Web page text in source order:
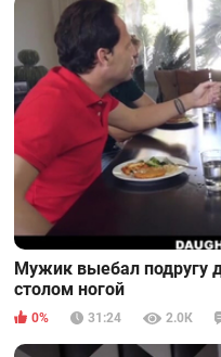
Мужик выебал подругу
столом ногой
0% 31:24 2.0К